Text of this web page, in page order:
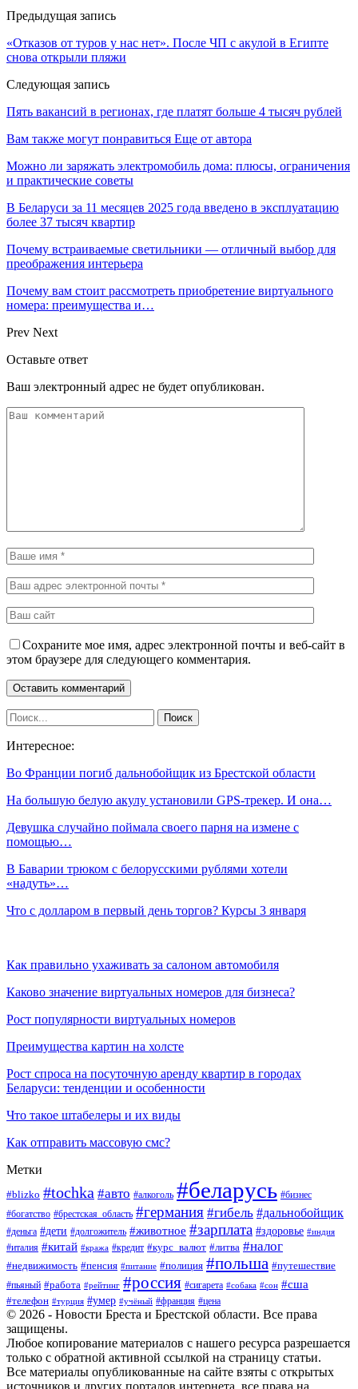
Предыдущая запись
«Отказов от туров у нас нет». После ЧП с акулой в Египте
снова открыли пляжи
Следующая запись
Пять вакансий в регионах, где платят больше 4 тысяч рублей
Вам также могут понравиться Еще от автора
Можно ли заряжать электромобиль дома: плюсы, ограничения
и практические советы
В Беларуси за 11 месяцев 2025 года введено в эксплуатацию
более 37 тысяч квартир
Почему встраиваемые светильники — отличный выбор для
преображения интерьера
Почему вам стоит рассмотреть приобретение виртуального
номера: преимущества и…
Prev Next
Оставьте ответ
Ваш электронный адрес не будет опубликован.
Сохраните мое имя, адрес электронной почты и веб-сайт в
этом браузере для следующего комментария.
Интересное:
Во Франции погиб дальнобойщик из Брестской области
На большую белую акулу установили GPS-трекер. И она…
Девушка случайно поймала своего парня на измене с
помощью…
В Баварии трюком с белорусскими рублями хотели
«надуть»…
Что с долларом в первый день торгов? Курсы 3 января
Как правильно ухаживать за салоном автомобиля
Каково значение виртуальных номеров для бизнеса?
Рост популярности виртуальных номеров
Преимущества картин на холсте
Рост спроса на посуточную аренду квартир в городах
Беларуси: тенденции и особенности
Что такое штабелеры и их виды
Как отправить массовую смс?
Метки
#blizko #tochka #авто #алкоголь #беларусь #бизнес
#богатство #брестская_область #германия #гибель #дальнобойщик
#деньга #дети #долгожитель #животное #зарплата #здоровье #индия
#италия #китай #кража #кредит #курс_валют #литва #налог
#недвижимость #пенсия #питание #полиция #польша #путешествие
#пьяный #работа #рейтинг #россия #сигарета #собака #сон #сша
#телефон #турция #умер #учёный #франция #цена
© 2026 - Новости Бреста и Брестской области. Все права
защищены.
Любое копирование материалов с нашего ресурса разрешается
только с обратной активной ссылкой на страницу статьи.
Все материалы опубликованные на сайте взяты с открытых
источников и других порталов интернета, все права на